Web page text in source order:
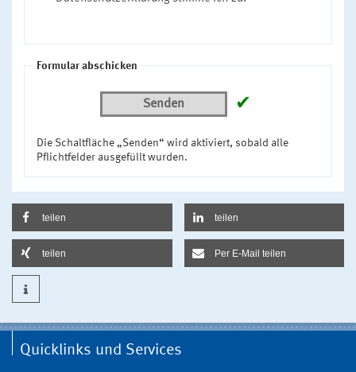
Formular abschicken
Senden ✔
Die Schaltfläche „Senden“ wird aktiviert, sobald alle
Pflichtfelder ausgefüllt wurden.
teilen teilen
teilen Per E-Mail teilen
Quicklinks und Services